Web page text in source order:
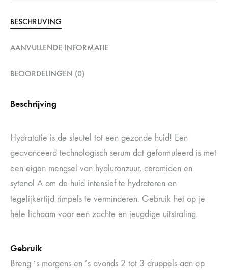
BESCHRIJVING
AANVULLENDE INFORMATIE
BEOORDELINGEN (0)
Beschrijving
Hydratatie is de sleutel tot een gezonde huid! Een
geavanceerd technologisch serum dat geformuleerd is met
een eigen mengsel van hyaluronzuur, ceramiden en
sytenol A om de huid intensief te hydrateren en
tegelijkertijd rimpels te verminderen. Gebruik het op je
hele lichaam voor een zachte en jeugdige uitstraling.
Gebruik
Breng ’s morgens en ’s avonds 2 tot 3 druppels aan op